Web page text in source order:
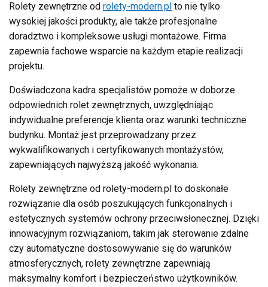
Rolety zewnętrzne od rolety-modern.pl to nie tylko
wysokiej jakości produkty, ale także profesjonalne
doradztwo i kompleksowe usługi montażowe. Firma
zapewnia fachowe wsparcie na każdym etapie realizacji
projektu.
Doświadczona kadra specjalistów pomoże w doborze
odpowiednich rolet zewnętrznych, uwzględniając
indywidualne preferencje klienta oraz warunki techniczne
budynku. Montaż jest przeprowadzany przez
wykwalifikowanych i certyfikowanych montażystów,
zapewniających najwyższą jakość wykonania.
Rolety zewnętrzne od rolety-modern.pl to doskonałe
rozwiązanie dla osób poszukujących funkcjonalnych i
estetycznych systemów ochrony przeciwsłonecznej. Dzięki
innowacyjnym rozwiązaniom, takim jak sterowanie zdalne
czy automatyczne dostosowywanie się do warunków
atmosferycznych, rolety zewnętrzne zapewniają
maksymalny komfort i bezpieczeństwo użytkowników.